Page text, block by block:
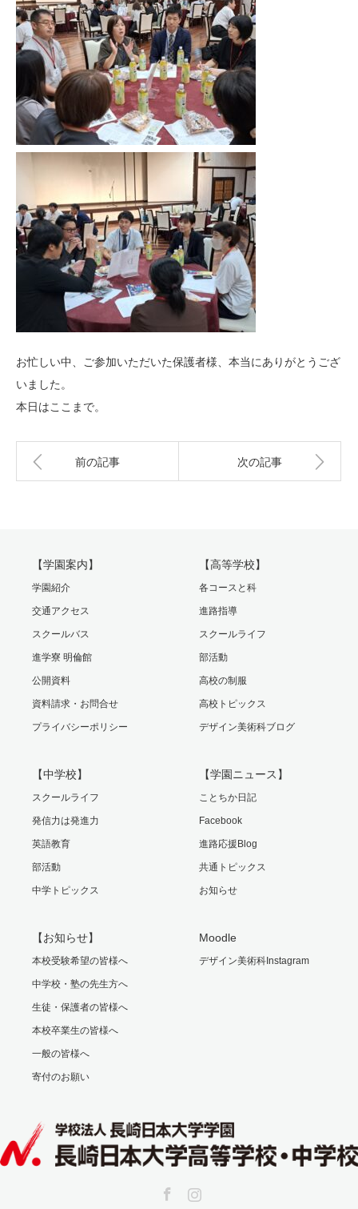
お忙しい中、ご参加いただいた保護者様、本当にありがとうござ
いました。
本日はここまで。
前の記事 次の記事
【学園案内】
学園紹介
交通アクセス
スクールバス
進学寮 明倫館
公開資料
資料請求・お問合せ
プライバシーポリシー
【高等学校】
各コースと科
進路指導
スクールライフ
部活動
高校の制服
高校トピックス
デザイン美術科ブログ
【中学校】
スクールライフ
発信力は発進力
英語教育
部活動
中学トピックス
【学園ニュース】
ことちか日記
Facebook
進路応援Blog
共通トピックス
お知らせ
【お知らせ】
本校受験希望の皆様へ
中学校・塾の先生方へ
生徒・保護者の皆様へ
本校卒業生の皆様へ
一般の皆様へ
寄付のお願い
Moodle
デザイン美術科Instagram